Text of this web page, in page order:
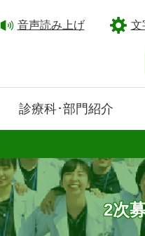
音声読み上げ 文
診療科･部門紹介
2次